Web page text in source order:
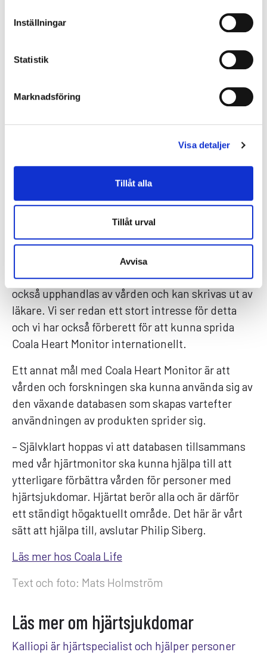
Inställningar
Statistik
Marknadsföring
Visa detaljer
Tillåt alla
Tillåt urval
Avvisa
Här kan du som använder Coala få hjälp
av en specialistläkare (kardiolog) – utan
Coala ska kunna skrivas ut av
läkare och spridas internationellt
– Det händer mycket inom den digitala
allt mer koll på sin egen hälsa. Därför började vi
att erbjuda en medicinteknisk
konsumentprodukt på den svenska marknaden
till att börja med. Målet är dock att sprida
hjärtmonitorn så pass mycket att den i framtiden
också upphandlas av vården och kan skrivas ut av
läkare. Vi ser redan ett stort intresse för detta
och vi har också förberett för att kunna sprida
Coala Heart Monitor internationellt.
Ett annat mål med Coala Heart Monitor är att
vården och forskningen ska kunna använda sig av
den växande databasen som skapas vartefter
användningen av produkten sprider sig.
– Självklart hoppas vi att databasen tillsammans
med vår hjärtmonitor ska kunna hjälpa till att
ytterligare förbättra vården för personer med
hjärtsjukdomar. Hjärtat berör alla och är därför
ett ständigt högaktuellt område. Det här är vårt
sätt att hjälpa till, avslutar Philip Siberg.
Läs mer hos Coala Life
Text och foto: Mats Holmström
Läs mer om hjärtsjukdomar
Kalliopi är hjärtspecialist och hjälper personer